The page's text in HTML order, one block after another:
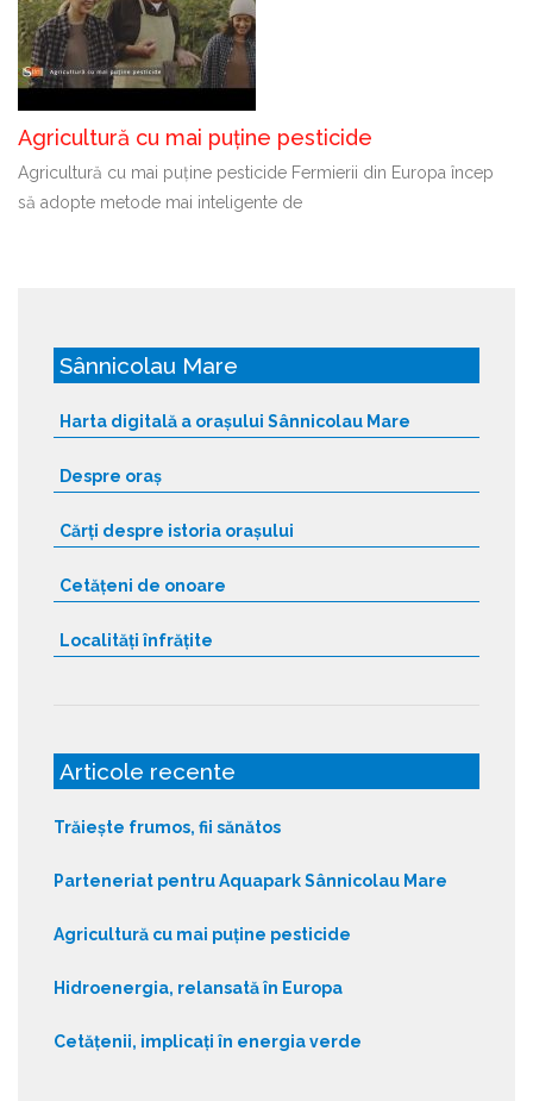
Agricultură cu mai puține pesticide
Agricultură cu mai puține pesticide Fermierii din Europa încep
să adopte metode mai inteligente de
Sânnicolau Mare
Harta digitală a orașului Sânnicolau Mare
Despre oraș
Cărți despre istoria orașului
Cetățeni de onoare
Localități înfrățite
Articole recente
Trăiește frumos, fii sănătos
Parteneriat pentru Aquapark Sânnicolau Mare
Agricultură cu mai puține pesticide
Hidroenergia, relansată în Europa
Cetățenii, implicați în energia verde